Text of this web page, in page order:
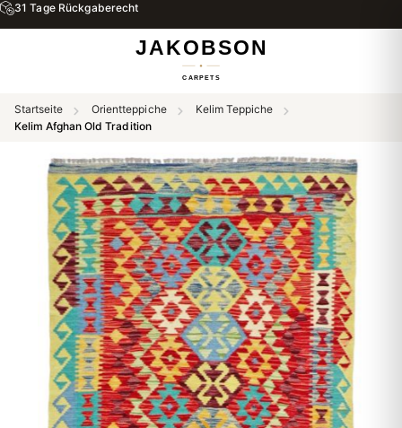
31 Tage Rückgaberecht
Startseite Orientteppiche
Kelim Teppiche
Kelim Afghan Old Tradition